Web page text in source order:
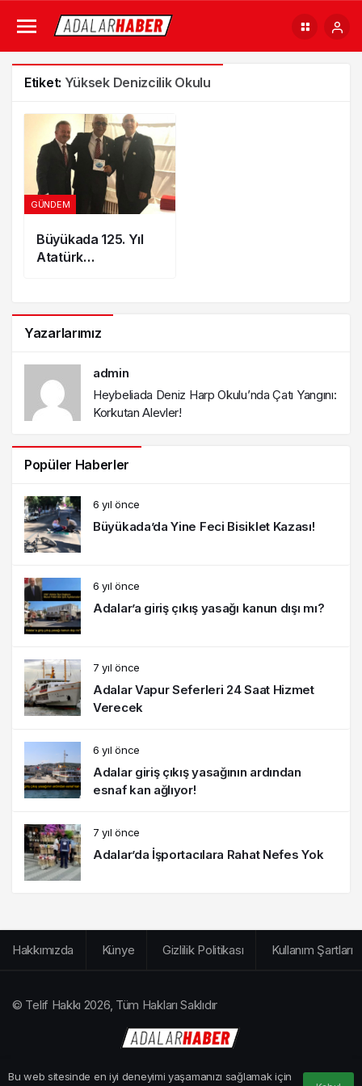
Etiket: Yüksek Denizcilik Okulu
GÜNDEM
Büyükada 125. Yıl
Atatürk
Yazarlarımız
admin
Heybeliada Deniz Harp Okulu’nda Çatı Yangını:
Korkutan Alevler!
Popüler Haberler
6 yıl önce
Büyükada’da Yine Feci Bisiklet Kazası!
6 yıl önce
Adalar’a giriş çıkış yasağı kanun dışı mı?
7 yıl önce
Adalar Vapur Seferleri 24 Saat Hizmet
Verecek
6 yıl önce
Adalar giriş çıkış yasağının ardından
esnaf kan ağlıyor!
7 yıl önce
Adalar’da İşportacılara Rahat Nefes Yok
Bu web sitesinde en iyi deneyimi yaşamanızı sağlamak için
Hakkımızda Künye Gizlilik Politikası Kullanım Şartları
© Telif Hakkı 2026, Tüm Hakları Saklıdır